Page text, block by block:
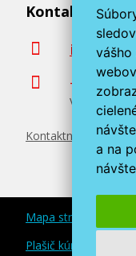
vášho
a na
Kontaktujte
+420 377
Volajte v
Kontaktné údaje
Mapa stránok
Plašič kún a myší